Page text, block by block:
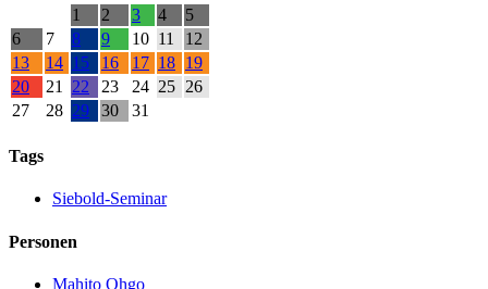
1
2 3 4
5
6
7 8 9 10 11
12
13
14 15 16 17 18 19
20
21 22 23 24 25 26
27
28 29 30 31
Tags
Siebold-Seminar
Personen
Mahito Ohgo